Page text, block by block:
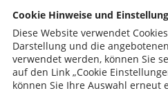
Cookie Hinweise und
Diese Website verwendet
Darstellung und die
verwendet werden, können Sie
auf den Link „Cookie
können Sie Ihre Auswahl erneut